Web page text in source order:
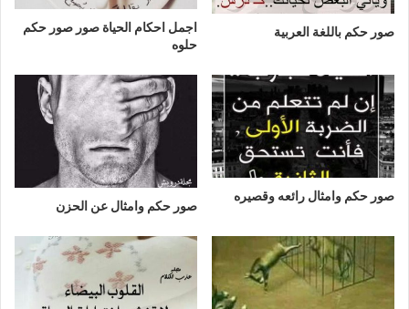
صور حكم باللغة العربية
اجمل احكام الحياة صور صور حكم
حلوه
صور حكم وامثال رائعه وقصيره
صور حكم وامثال عن الحزن